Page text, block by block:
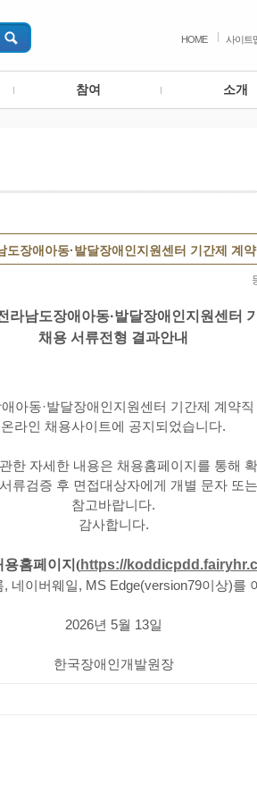
HOME 사이트
참여 소개
장애아동·발달장애인지원센터 기간제 계
라남도장애아동·발달장애인지원센터
채용 서류전형 결과안내
아동·발달장애인지원센터 기간제 계약
온라인 채용사이트에 공지되었습니다.
한 자세한 내용은 채용홈페이지를 통해
류검증 후 면접대상자에게 개별 문자 또
참고바랍니다.
감사합니다.
용홈페이지(https://
, 네이버웨일, MS Edge(version79이상)를
2026년 5월 13일
한국장애인개발원장